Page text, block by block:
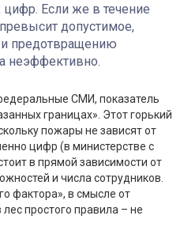
цифр. Если же в течение
допустимое,
предотвращению
неэффективно.
СМИ, показатель
границах». Этот горький
пожары не зависят от
цифр (в министерстве с
в прямой зависимости от
и числа сотрудников.
фактора», в смысле от
простого правила – не